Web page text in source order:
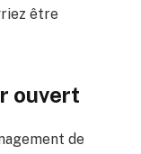
être
ouvert
de